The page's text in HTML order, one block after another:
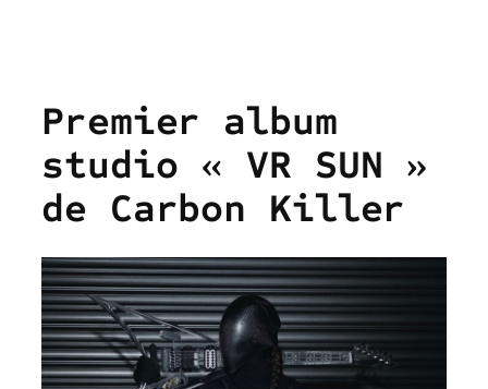
Premier album
studio « VR SUN »
de Carbon Killer